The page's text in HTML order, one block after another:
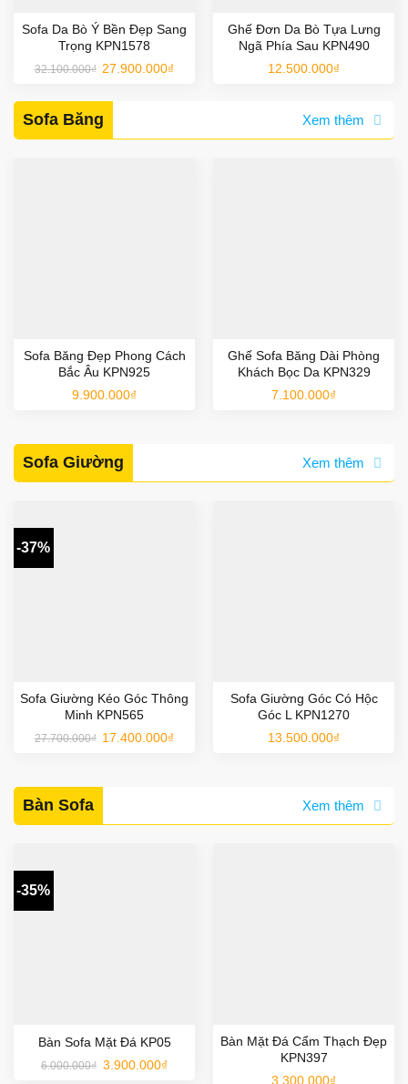
Sofa Da Bò Ý Bền Đẹp Sang
Trọng KPN1578
32.100.000₫ Giá
gốc
32.100.000₫.
27.900.000₫
Ghế Đơn Da Bò Tựa Lưng
Ngã Phía Sau KPN490
12.500.000₫
Sofa Băng Xem thêm
Sofa Băng Đẹp Phong Cách
Bắc Âu KPN925
9.900.000₫
Ghế Sofa Băng Dài Phòng
Khách Bọc Da KPN329
7.100.000₫
Sofa Giường Xem thêm
-37%
Sofa Giường Kéo Góc Thông
Minh KPN565
27.700.000₫ Giá
gốc
17.400.000₫
Sofa Giường Góc Có Hộc
Góc L KPN1270
13.500.000₫
Bàn Sofa Xem thêm
-35%
Bàn Sofa Mặt Đá KP05
6.000.000₫ Giá
gốc
3.900.000₫Giá
Bàn Mặt Đá Cẩm Thạch Đẹp
KPN397
3.300.000₫